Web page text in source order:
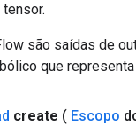
são saídas de
que
create ( Escopo